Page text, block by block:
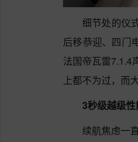
细节处的仪
后移恭迎、四门
法国帝瓦雷7.1.4
上都不为过，而
3秒级越级
续航焦虑一